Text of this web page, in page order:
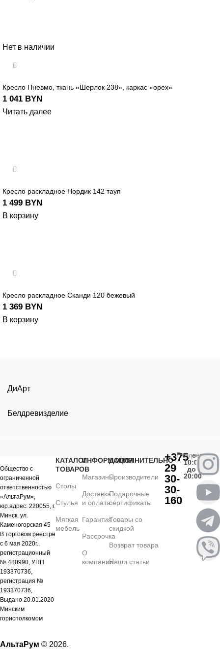
Нет в наличии
Кресло Пневмо, ткань «Шерлок 238», каркас «орех»
1 041 BYN
Читать далее
Кресло раскладное Нордик 142 тауп
1 499 BYN
В корзину
Кресло раскладное Сканди 120 бежевый
1 369 BYN
В корзину
ДиАрт
Белдревизделие
Общество с
ограниченной
ответственностью
«АльтаРум»,
юр.адрес: 220055, г.
Минск, ул.
Каменогорская 45
В торговом реестре
с 6 мая 2020г.,
регистрационный
№ 480990, УНП
193370736,
регистрация №
193370736,
Выдано 20.01.2020
Минским
горисполкомом
КАТАЛОГ
ТОВАРОВ
Столы
Стулья
Мягкая
мебель
ИНФОРМАЦИЯ
Магазины
Доставка
и оплата
Гарантия
Рассрочка
О
компании
ДОПОЛНИТЕЛЬНО
Производители
Подарочные
сертификаты
Товары со
скидкой
Возврат товара
Наши статьи
+375
29
30-
30-
160
Ежедневно
с
10:00
до
20:00
АльтаРум © 2026.